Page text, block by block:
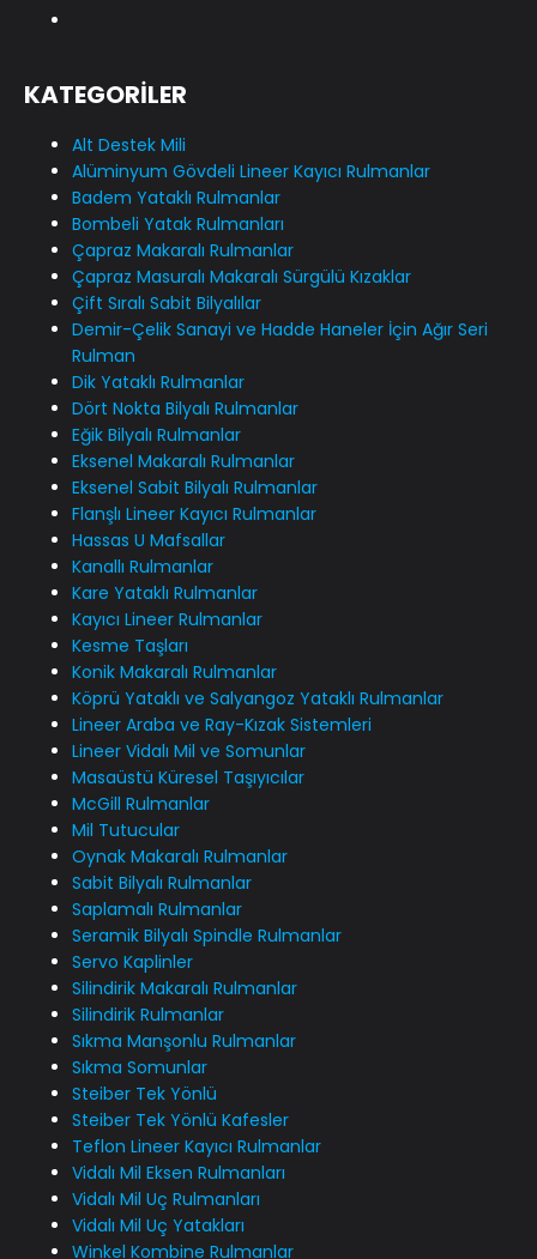
KATEGORİLER
Alt Destek Mili
Alüminyum Gövdeli Lineer Kayıcı Rulmanlar
Badem Yataklı Rulmanlar
Bombeli Yatak Rulmanları
Çapraz Makaralı Rulmanlar
Çapraz Masuralı Makaralı Sürgülü Kızaklar
Çift Sıralı Sabit Bilyalılar
Demir-Çelik Sanayi ve Hadde Haneler İçin Ağır Seri
Rulman
Dik Yataklı Rulmanlar
Dört Nokta Bilyalı Rulmanlar
Eğik Bilyalı Rulmanlar
Eksenel Makaralı Rulmanlar
Eksenel Sabit Bilyalı Rulmanlar
Flanşlı Lineer Kayıcı Rulmanlar
Hassas U Mafsallar
Kanallı Rulmanlar
Kare Yataklı Rulmanlar
Kayıcı Lineer Rulmanlar
Kesme Taşları
Konik Makaralı Rulmanlar
Köprü Yataklı ve Salyangoz Yataklı Rulmanlar
Lineer Araba ve Ray-Kızak Sistemleri
Lineer Vidalı Mil ve Somunlar
Masaüstü Küresel Taşıyıcılar
McGill Rulmanlar
Mil Tutucular
Oynak Makaralı Rulmanlar
Sabit Bilyalı Rulmanlar
Saplamalı Rulmanlar
Seramik Bilyalı Spindle Rulmanlar
Servo Kaplinler
Silindirik Makaralı Rulmanlar
Silindirik Rulmanlar
Sıkma Manşonlu Rulmanlar
Sıkma Somunlar
Steiber Tek Yönlü
Steiber Tek Yönlü Kafesler
Teflon Lineer Kayıcı Rulmanlar
Vidalı Mil Eksen Rulmanları
Vidalı Mil Uç Rulmanları
Vidalı Mil Uç Yatakları
Winkel Kombine Rulmanlar